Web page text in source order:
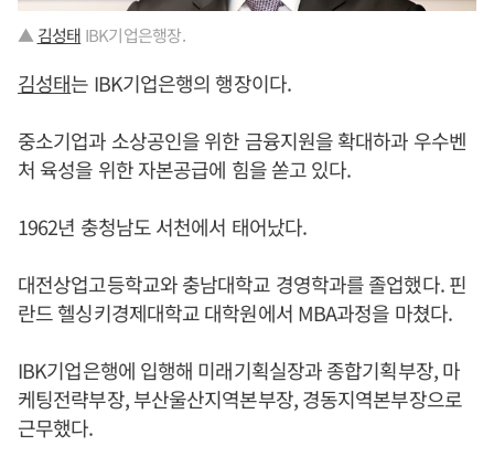
▲ 김성태 IBK기업은행장.
김성태는 IBK기업은행의 행장이다.
중소기업과 소상공인을 위한 금융지원을 확대하과 우수벤
처 육성을 위한 자본공급에 힘을 쏟고 있다.
1962년 충청남도 서천에서 태어났다.
대전상업고등학교와 충남대학교 경영학과를 졸업했다. 핀
란드 헬싱키경제대학교 대학원에서 MBA과정을 마쳤다.
IBK기업은행에 입행해 미래기획실장과 종합기획부장, 마
케팅전략부장, 부산울산지역본부장, 경동지역본부장으로
근무했다.